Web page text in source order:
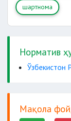
меҳнат
шартнома
Норматив
Ўзбекистон
Мақола